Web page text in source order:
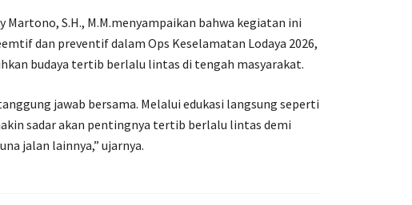
Martono, S.H., M.M.menyampaikan bahwa kegiatan ini
dan preventif dalam Ops Keselamatan Lodaya 2026,
budaya tertib berlalu lintas di tengah masyarakat.
jawab bersama. Melalui edukasi langsung seperti
sadar akan pentingnya tertib berlalu lintas demi
jalan lainnya,” ujarnya.